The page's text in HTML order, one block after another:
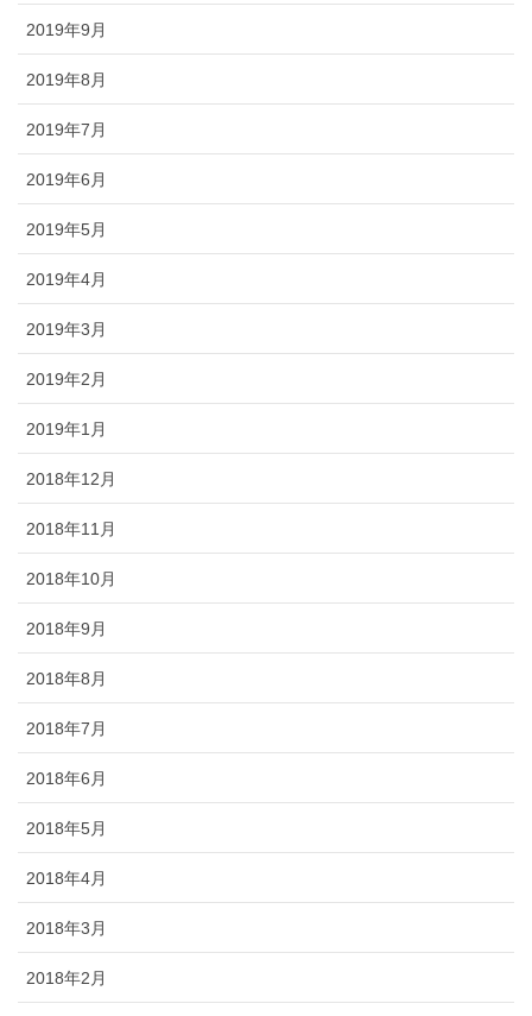
2019年9月
2019年8月
2019年7月
2019年6月
2019年5月
2019年4月
2019年3月
2019年2月
2019年1月
2018年12月
2018年11月
2018年10月
2018年9月
2018年8月
2018年7月
2018年6月
2018年5月
2018年4月
2018年3月
2018年2月